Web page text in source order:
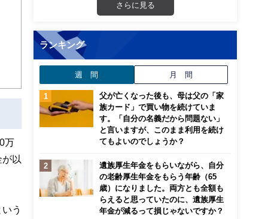
万
以
う
さらに見る
ランキング
週 間 月 間
父が亡くなった後も、母は父の「家
族カード」で買い物を続けていま
す。「自分の名義だから問題ない」
と言いますが、このまま利用を続け
てもよいのでしょうか？
遺族厚生年金をもらいながら、自分
の老齢厚生年金をもらう年齢（65
歳）になりました。両方とも全額も
らえると思っていたのに、遺族厚生
年金が減るって損じゃないですか？